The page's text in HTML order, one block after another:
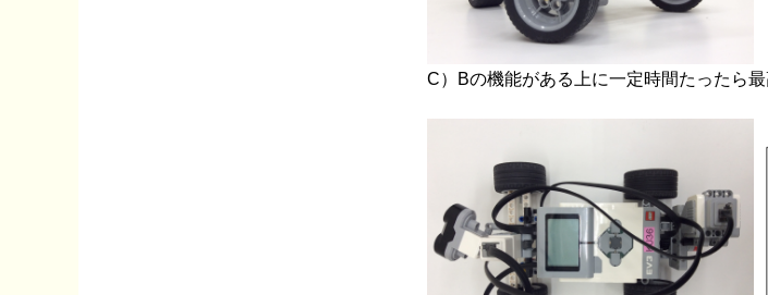
C）Bの機能がある上に一定時間たったら